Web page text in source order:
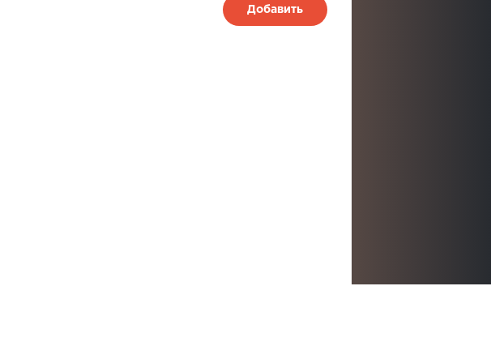
Добавить